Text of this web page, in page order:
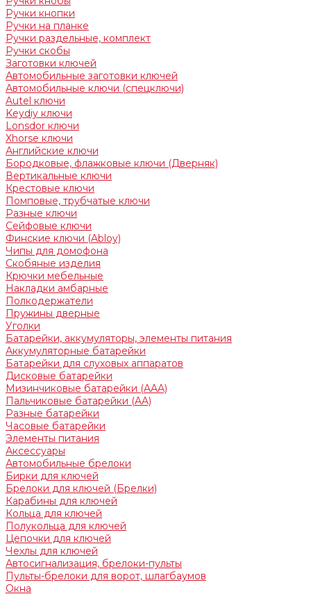
Ручки кнопки
Ручки на планке
Ручки раздельные, комплект
Ручки скобы
Заготовки ключей
Автомобильные заготовки ключей
Автомобильные ключи (спецключи)
Autel ключи
Keydiy ключи
Lonsdor ключи
Xhorse ключи
Английские ключи
Бородковые, флажковые ключи (Дверняк)
Вертикальные ключи
Крестовые ключи
Помповые, трубчатые ключи
Разные ключи
Сейфовые ключи
Финские ключи (Abloy)
Чипы для домофона
Скобяные изделия
Крючки мебельные
Накладки амбарные
Полкодержатели
Пружины дверные
Уголки
Батарейки, аккумуляторы, элементы питания
Аккумуляторные батарейки
Батарейки для слуховых аппаратов
Дисковые батарейки
Мизинчиковые батарейки (AAA)
Пальчиковые батарейки (AA)
Разные батарейки
Часовые батарейки
Элементы питания
Аксессуары
Автомобильные брелоки
Бирки для ключей
Брелоки для ключей (Брелки)
Карабины для ключей
Кольца для ключей
Полукольца для ключей
Цепочки для ключей
Чехлы для ключей
Автосигнализация, брелоки-пульты
Пульты-брелоки для ворот, шлагбаумов
Окна